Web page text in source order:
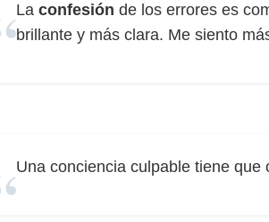
La confesión de los errores es
brillante y más clara. Me siento
Una conciencia culpable tiene